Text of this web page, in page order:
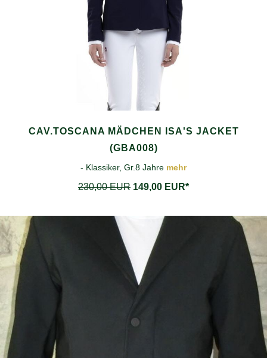
CAV.TOSCANA MÄDCHEN ISA'S JACKET
(GBA008)
- Klassiker, Gr.8 Jahre mehr
230,00 EUR 149,00 EUR*